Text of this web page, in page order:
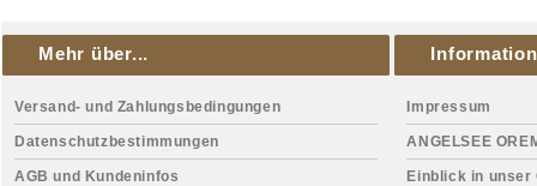
Mehr über...
Versand- und Zahlungsbedingungen
Datenschutzbestimmungen
AGB und Kundeninfos
Impressum
ANGELSEE
Einblick in unser